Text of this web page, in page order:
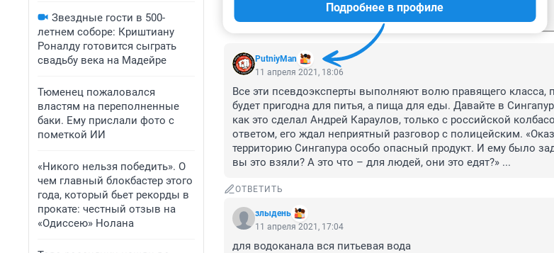
Звездные гости в 500-
летнем соборе: Криштиану
Роналду готовится сыграть
свадьбу века на Мадейре
Тюменец пожаловался
властям на переполненные
баки. Ему прислали фото с
пометкой ИИ
«Никого нельзя победить». О
чем главный блокбастер этого
года, который бьет рекорды в
прокате: честный отзыв на
«Одиссею» Нолана
PutniyMan
Подробнее в профиле
11 апреля 2021, 18:06
Все эти псевдоэксперты выполняют волю правящего класса,
будет пригодна для питья, а пища для еды. Давайте в
как это сделал Андрей Караулов, только с российской
ответом, его ждал неприятный разговор с полицейским.
территорию Сингапура особо опасный продукт. И ему было
вы это взяли? А это что – для людей, они это едят?» ...
ОТВЕТИТЬ
злыдень
11 апреля 2021, 17:04
для водоканала вся питьевая вода